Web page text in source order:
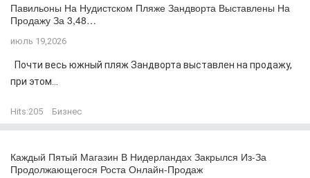
Павильоны На Нудистском Пляже Зандворта Выставлены На
Продажу За 3,48…
июль 19,2026
Почти весь южный пляж Зандворта выставлен на продажу,
при этом...
Hits:205 Бизнес
Каждый Пятый Магазин В Нидерландах Закрылся Из-За
Продолжающегося Роста Онлайн-Продаж